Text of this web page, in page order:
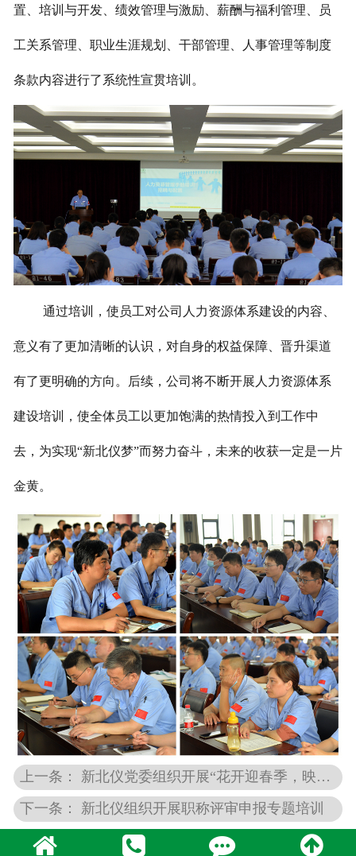
置、培训与开发、绩效管理与激励、薪酬与福利管理、员
工关系管理、职业生涯规划、干部管理、人事管理等制度
条款内容进行了系统性宣贯培训。
通过培训，使员工对公司人力资源体系建设的内容、
意义有了更加清晰的认识，对自身的权益保障、晋升渠道
有了更明确的方向。后续，公司将不断开展人力资源体系
建设培训，使全体员工以更加饱满的热情投入到工作中
去，为实现“新北仪梦”而努力奋斗，未来的收获一定是一片
金黄。
上一条： 新北仪党委组织开展“花开迎春季，映像新北仪”摄影活动颁奖仪式
下一条： 新北仪组织开展职称评审申报专题培训